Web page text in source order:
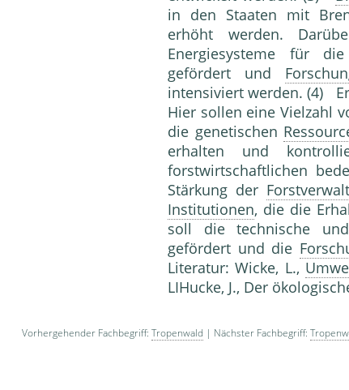
in den Staaten mit
erhöht werden.
Energiesysteme für
gefördert und
intensiviert werden. (4)
Hier sollen eine Vielzahl
die genetischen
erhalten und
forstwirtschaftlichen
Stärkung der
Institutionen, die die
soll die technische
gefördert und die
Literatur: Wicke, L.,
LIHucke, J., Der
Vorhergehender Fachbegriff: Tropenwald | Nächster Fachbegriff: